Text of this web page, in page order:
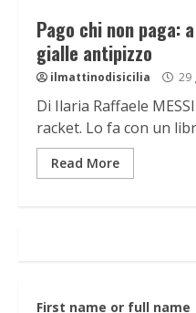
Pago chi non paga:
gialle antipizzo
ilmattinodisicilia 29
Di Ilaria Raffaele
racket. Lo fa con un
Read More
First name or full name